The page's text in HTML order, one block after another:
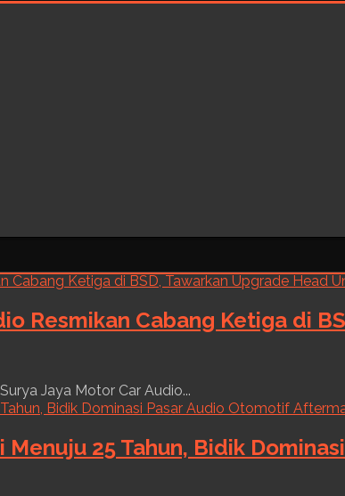
Resmikan Cabang Ketiga di
Jaya Motor Car Audio...
Menuju 25 Tahun, Bidik